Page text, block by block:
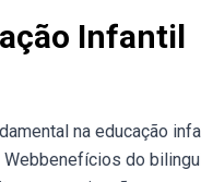
Infantil
na educação
do